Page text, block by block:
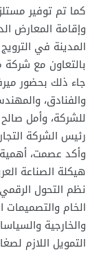
كما تم توفير
وإقامة المعارض
المدينة في
بالتعاون مع شركة
جاء ذلك بحضور
والفنادق،
للشركة، وأمل
رئيس الشركة
وأكد عصمت، أهمية
هيكلة الصناعة
نظم التحول
الخام والتصميمات
والخارجية
التمويل اللازم